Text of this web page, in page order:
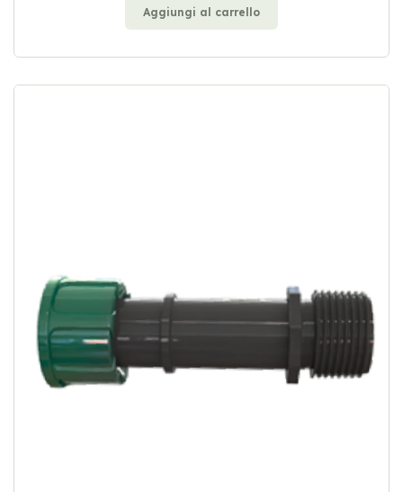
Aggiungi al carrello